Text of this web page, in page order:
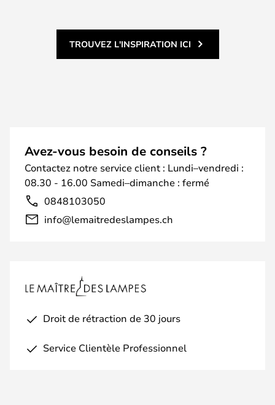
TROUVEZ L'INSPIRATION ICI
Avez-vous besoin de conseils ?
Contactez notre service client : Lundi–vendredi :
08.30 - 16.00 Samedi–dimanche : fermé
0848103050
info@lemaitredeslampes.ch
Droit de rétraction de 30 jours
Service Clientèle Professionnel